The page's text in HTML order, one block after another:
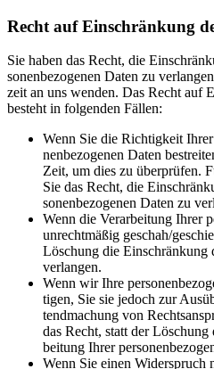
Recht auf Ein­schrän­kung
Sie haben das Recht, die
so­nen­be­zo­genen Daten zu
zeit an uns wenden. Das Recht auf
besteht in fol­genden Fällen:
Wenn Sie die Rich­tig­keit
nen­be­zo­genen Daten
Zeit, um dies zu über­prüfen.
Sie das Recht, die
so­nen­be­zo­genen Daten zu
Wenn die Ver­ar­bei­tung Ihrer
unrecht­mäßig geschah/
Löschung die Ein­schrän­kung
verlangen.
Wenn wir Ihre
tigen, Sie sie jedoch zur
tend­ma­chung von
das Recht, statt der
bei­tung Ihrer
Wenn Sie einen Wider­spruch